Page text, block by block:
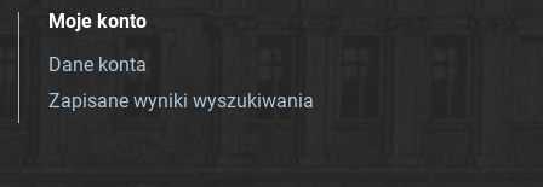
Moje konto
Dane konta
Zapisane wyniki wyszukiwania